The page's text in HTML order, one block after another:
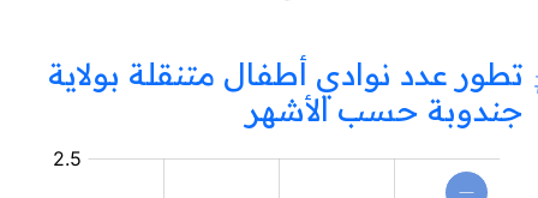
تطور عدد نوادي أطفال متنقلة بولاية
جندوبة حسب الأشهر